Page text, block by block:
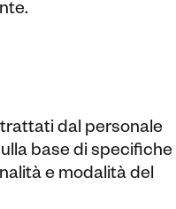
dal personale
base di specifiche
e modalità del